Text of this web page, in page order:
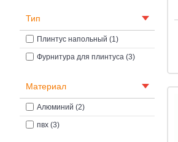
Тип
Плинтус напольный (1)
Фурнитура для плинтуса (3)
Материал
Алюминий (2)
пвх (3)